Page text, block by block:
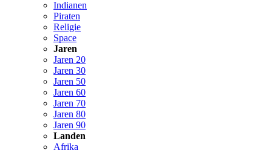
Indianen
Piraten
Religie
Space
Jaren
Jaren 20
Jaren 30
Jaren 50
Jaren 60
Jaren 70
Jaren 80
Jaren 90
Landen
Afrika